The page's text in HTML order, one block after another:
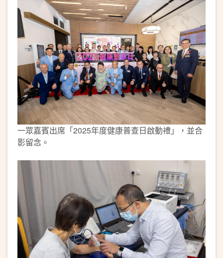
一眾嘉賓出席「2025年度健康普查日啟動禮」，並合
影留念。